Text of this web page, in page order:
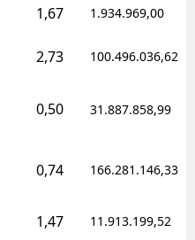
1,67 1.934.969,00
2,73 100.496.036,62
0,50 31.887.858,99
0,74 166.281.146,33
1,47 11.913.199,52